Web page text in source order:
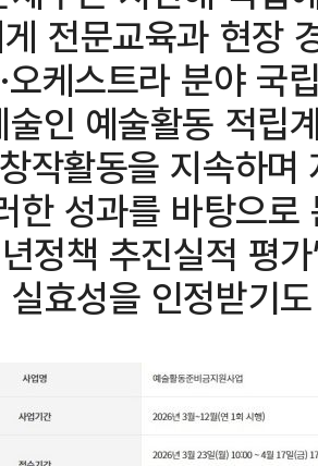
전문교육과 현장
오케스트라 분야
인 예술활동 적립
작활동을 지속하며
한 성과를 바탕으
정책 추진실적 평
효성을 인정받기